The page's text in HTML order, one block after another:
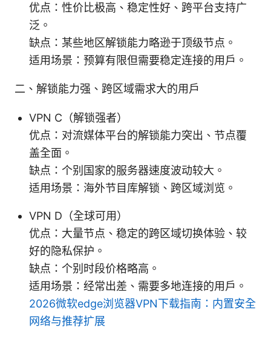
优点：性价比极高、稳定性好、跨平台支持广
泛。
缺点：某些地区解锁能力略逊于顶级节点。
适用场景：预算有限但需要稳定连接的用户。
二、解锁能力强、跨区域需求大的用户
VPN C（解锁强者）
优点：对流媒体平台的解锁能力突出、节点覆
盖全面。
缺点：个别国家的服务器速度波动较大。
适用场景：海外节目库解锁、跨区域浏览。
VPN D（全球可用）
优点：大量节点、稳定的跨区域切换体验、较
好的隐私保护。
缺点：个别时段价格略高。
适用场景：经常出差、需要多地连接的用户。
2026微软edge浏览器VPN下载指南：内置安全
网络与推荐扩展